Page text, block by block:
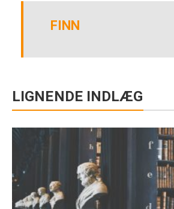
FINN
LIGNENDE INDLÆG